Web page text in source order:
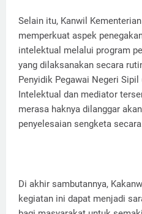
Selain itu, Kanwil
memperkuat aspek
intelektual melalui program
yang dilaksanakan secara
Penyidik Pegawai Negeri Sipil
Intelektual dan mediator
merasa haknya dilanggar
penyelesaian sengketa
Di akhir sambutannya,
kegiatan ini dapat menjadi